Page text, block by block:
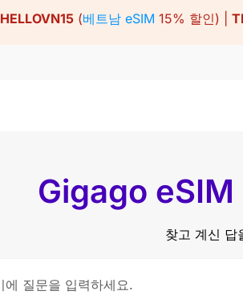
HELLOVN15(베트남 eSIM 15% 할인) |
Gigago eSIM
찾고 계신 답